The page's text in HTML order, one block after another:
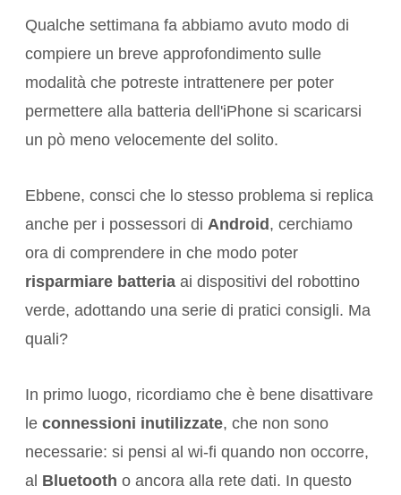
Qualche settimana fa abbiamo avuto modo di
compiere un breve approfondimento sulle
modalità che potreste intrattenere per poter
permettere alla batteria dell'iPhone si scaricarsi
un pò meno velocemente del solito.
Ebbene, consci che lo stesso problema si replica
anche per i possessori di Android , cerchiamo
ora di comprendere in che modo poter
risparmiare batteria ai dispositivi del robottino
verde, adottando una serie di pratici consigli. Ma
quali?
In primo luogo, ricordiamo che è bene disattivare
le connessioni inutilizzate, che non sono
necessarie: si pensi al wi-fi quando non occorre,
al Bluetooth o ancora alla rete dati. In questo